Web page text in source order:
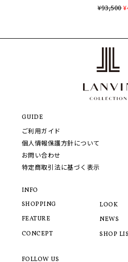
¥93,500
GUIDE
ご利用ガイド
個人情報保護方針について
お問い合わせ
特定商取引法に基づく表示
INFO
SHOPPING
FEATURE
CONCEPT
LOOK
NEWS
SHOP
FOLLOW US